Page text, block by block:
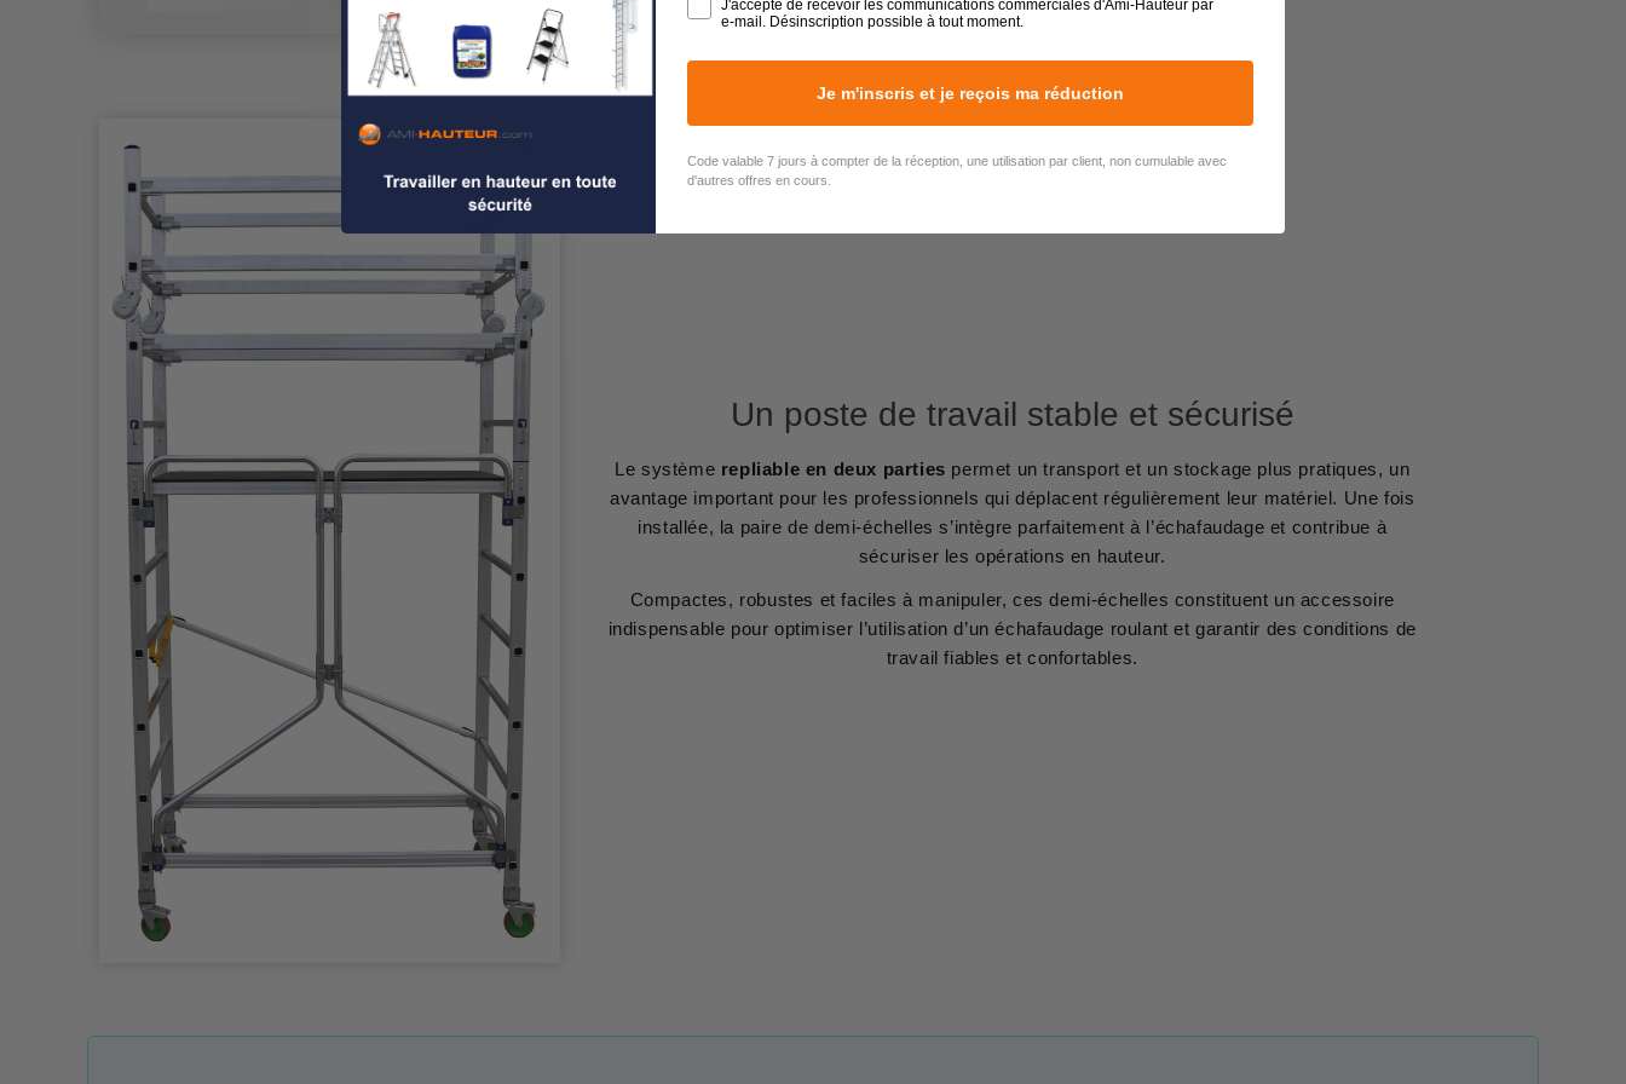
Un poste de travail stable et sécurisé
Le système repliable en deux parties permet un transport et un stockage plus pratiques, un
avantage important pour les professionnels qui déplacent régulièrement leur matériel. Une fois
installée, la paire de demi-échelles s’intègre parfaitement à l’échafaudage et contribue à
sécuriser les opérations en hauteur.
Compactes, robustes et faciles à manipuler, ces demi-échelles constituent un accessoire
indispensable pour optimiser l’utilisation d’un échafaudage roulant et garantir des conditions de
travail fiables et confortables.
J'accepte de recevoir les communications commerciales d'Ami-Hauteur par
e-mail. Désinscription possible à tout moment.
Je m'inscris et je reçois ma réduction
Code valable 7 jours à compter de la réception, une utilisation par client, non cumulable avec
d'autres offres en cours.